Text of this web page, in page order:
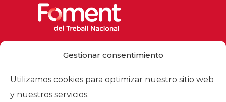
Gestionar consentimiento
Utilizamos cookies para optimizar nuestro sitio web
y nuestros servicios.
foment@foment.com